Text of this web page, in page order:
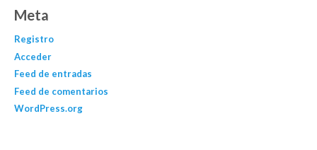
Meta
Registro
Acceder
Feed de entradas
Feed de comentarios
WordPress.org